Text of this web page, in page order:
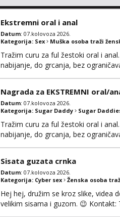
Ekstremni oral i anal
Datum: 07.kolovoza 2026.
Kategorija: Sex Muška osoba traži
Tražim curu za ful žestoki oral i
nabijanje, do grcanja, bez
Nagrada za EKSTREMNI oral/
Datum: 07.kolovoza 2026.
Kategorija: Sugar Daddy Sugar
Tražim curu za ful žestoki oral i
nabijanje, do grcanja, bez
Sisata guzata crnka
Datum: 07.kolovoza 2026.
Kategorija: Cyber sex Ženska osoba
Hej hej, družim se kroz slike, videa
velikim sisama i guzom. 😉